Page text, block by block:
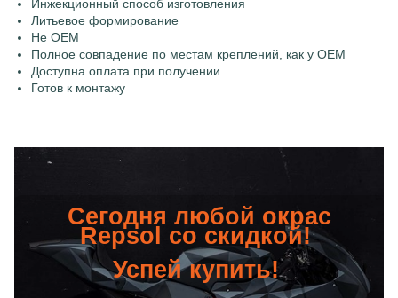
Инжекционный способ изготовления
Литьевое формирование
Не OEM
Полное совпадение по местам креплений, как у OEM
Доступна оплата при получении
Готов к монтажу
Сегодня любой окрас
Repsol со скидкой!
Успей купить!